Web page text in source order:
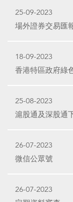
25-09-2023
場外證券交易匯
18-09-2023
香港特區政府綠
25-08-2023
滬股通及深股通
26-07-2023
微信公眾號
26-07-2023